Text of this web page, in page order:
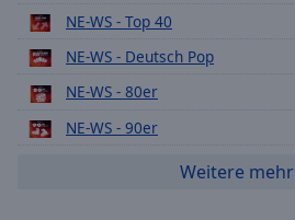
descriptions
off,
selected
Subtitles
subtitles
NE-WS - Top 40
NE-WS - Deutsch Pop
NE-WS - 80er
NE-WS - 90er
Weitere mehr